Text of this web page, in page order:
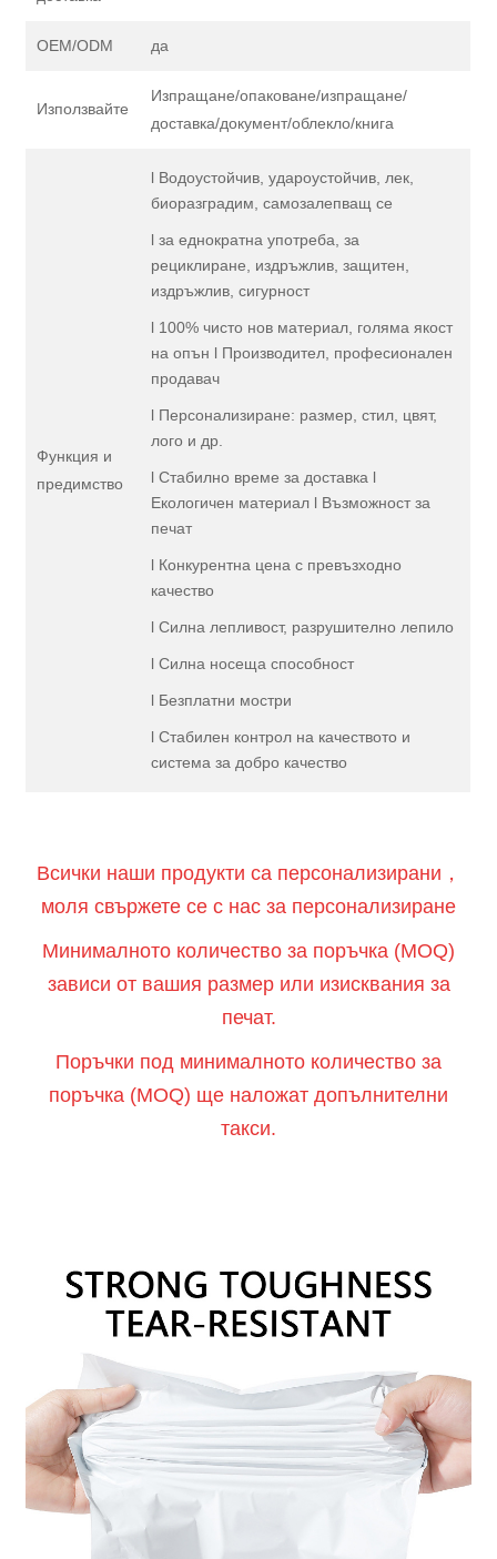
OEM/ODM да
Използвайте
Изпращане/опаковане/изпращане/
доставка/документ/облекло/книга
Функция и
предимство
l Водоустойчив, удароустойчив, лек,
биоразградим, самозалепващ се
l за еднократна употреба, за
рециклиране, издръжлив, защитен,
издръжлив, сигурност
l 100% чисто нов материал, голяма якост
на опън l Производител, професионален
продавач
l Персонализиране: размер, стил, цвят,
лого и др.
l Стабилно време за доставка l
Екологичен материал l Възможност за
печат
l Конкурентна цена с превъзходно
качество
l Силна лепливост, разрушително лепило
l Силна носеща способност
l Безплатни мостри
l Стабилен контрол на качеството и
система за добро качество
Всички наши продукти са персонализирани，
моля свържете се с нас за персонализиране
Минималното количество за поръчка (MOQ)
зависи от вашия размер или изисквания за
печат.
Поръчки под минималното количество за
поръчка (MOQ) ще наложат допълнителни
такси.